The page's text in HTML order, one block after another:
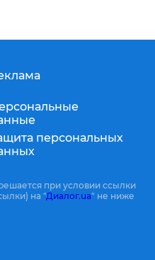
персональных
при условии ссылки
на "Диалог.ua" не ниже